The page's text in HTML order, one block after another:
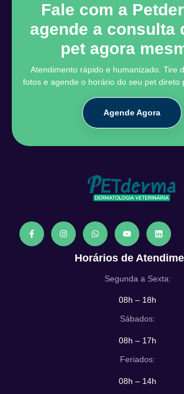
Fale com a
agende a consulta
pet agora
Atendimento rápido e humanizado. Tire
fotos e agende o horário do seu pet direto
Agende Agora
Horários de
Segunda a Sexta:
08h – 18h
Sábados:
08h – 17h
Feriados:
08h – 14h